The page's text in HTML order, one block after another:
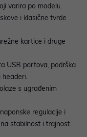
varira po modelu.
i klasične tvrde
kartice i druge
USB portova, podrška
headeri.
s ugrađenim
regulacije i
stabilnost i trajnost.